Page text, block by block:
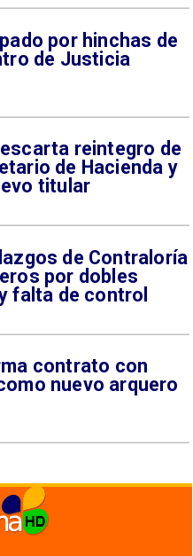
por hinchas de
de Justicia
reintegro de
de Hacienda y
titular
de Contraloría
por dobles
falta de control
contrato con
nuevo arquero